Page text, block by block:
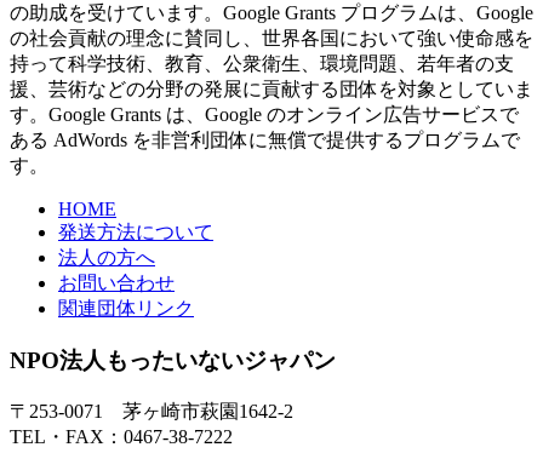
の助成を受けています。Google Grants プログラムは、Google
の社会貢献の理念に賛同し、世界各国において強い使命感を
持って科学技術、教育、公衆衛生、環境問題、若年者の支
援、芸術などの分野の発展に貢献する団体を対象としていま
す。Google Grants は、Google のオンライン広告サービスで
ある AdWords を非営利団体に無償で提供するプログラムで
す。
HOME
発送方法について
法人の方へ
お問い合わせ
関連団体リンク
NPO法人もったいないジャパン
〒253-0071 茅ヶ崎市萩園1642-2
TEL・FAX：0467-38-7222